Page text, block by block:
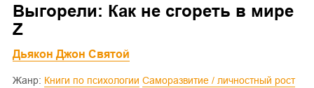
Выгорели: Как не сгореть в мире
Z
Дьякон Джон Святой
Жанр: Книги по психологии
Саморазвитие / личностный рост